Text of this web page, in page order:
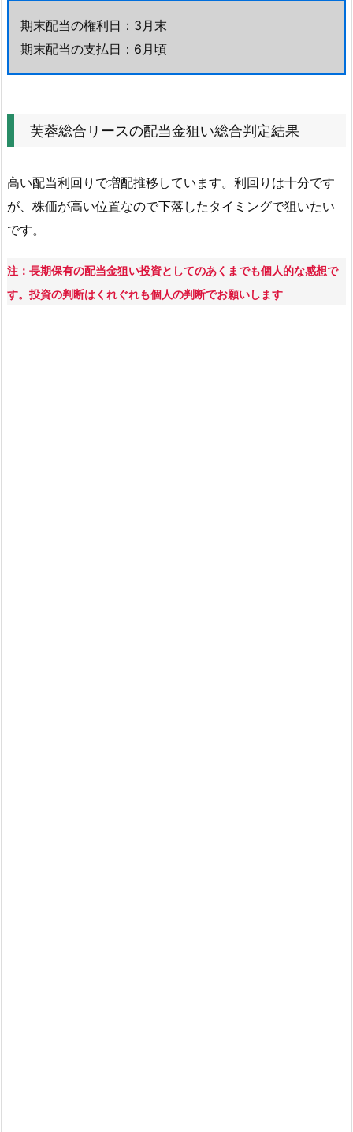
総
合
果
期末配当の権利日：3月末
期末配当の支払日：6月頃
芙蓉総合リースの配当金狙い総合判定結果
高い配当利回りで増配推移しています。利回りは十分です
が、株価が高い位置なので下落したタイミングで狙いたい
です。
注：長期保有の配当金狙い投資としてのあくまでも個人的な感想で
す。投資の判断はくれぐれも個人の判断でお願いします